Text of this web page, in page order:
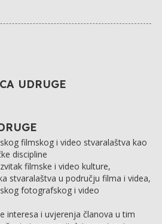
UDRUGE
filmskog i video stvaralaštva kao
discipline
filmske i video kulture,
stvaralaštva u području filma i videa,
fotografskog i video
interesa i uvjerenja članova u tim